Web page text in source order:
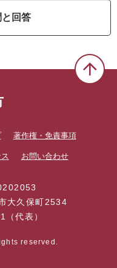
と回答
著作権・免責事項
お問い合わせ
大久保町2534
代表）
reserved.